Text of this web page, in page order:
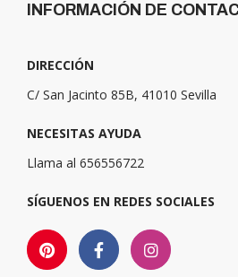
INFORMACIÓN DE
DIRECCIÓN
C/ San Jacinto 85B, 41010 Sevilla
NECESITAS AYUDA
Llama al 656556722
SÍGUENOS EN REDES SOCIALES